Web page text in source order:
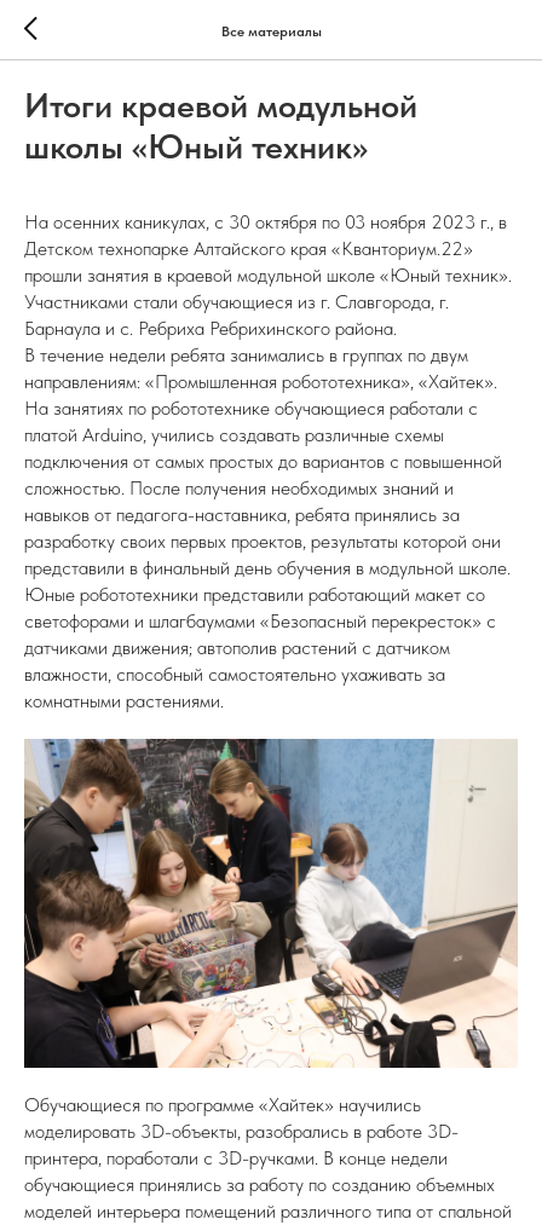
Все материалы
Итоги краевой модульной
школы «Юный техник»
На осенних каникулах, с 30 октября по 03 ноября 2023 г., в
Детском технопарке Алтайского края «Кванториум.22»
прошли занятия в краевой модульной школе «Юный техник».
Участниками стали обучающиеся из г. Славгорода, г.
Барнаула и с. Ребриха Ребрихинского района.
В течение недели ребята занимались в группах по двум
направлениям: «Промышленная робототехника», «Хайтек».
На занятиях по робототехнике обучающиеся работали с
платой Arduino, учились создавать различные схемы
подключения от самых простых до вариантов с повышенной
сложностью. После получения необходимых знаний и
навыков от педагога-наставника, ребята принялись за
разработку своих первых проектов, результаты которой они
представили в финальный день обучения в модульной школе.
Юные робототехники представили работающий макет со
светофорами и шлагбаумами «Безопасный перекресток» с
датчиками движения; автополив растений с датчиком
влажности, способный самостоятельно ухаживать за
комнатными растениями.
Обучающиеся по программе «Хайтек» научились
моделировать 3D-объекты, разобрались в работе 3D-
принтера, поработали с 3D-ручками. В конце недели
обучающиеся принялись за работу по созданию объемных
моделей интерьера помещений различного типа от спальной